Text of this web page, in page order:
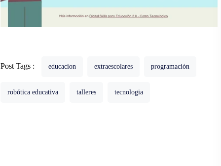
Post Tags : educacion extraescolares programación
robótica educativa talleres tecnologia